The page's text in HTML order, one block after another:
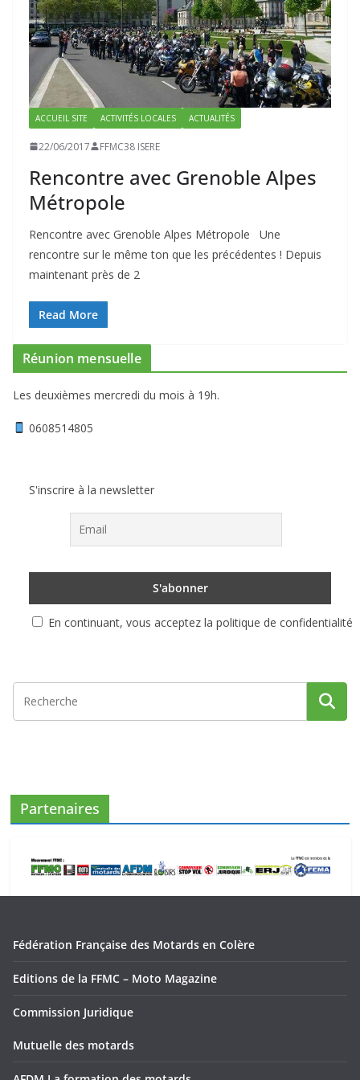
ACCUEIL SITE ACTIVITÉS LOCALES ACTUALITÉS
22/06/2017 FFMC38 ISERE
Rencontre avec Grenoble Alpes
Métropole
Rencontre avec Grenoble Alpes Métropole Une
rencontre sur le même ton que les précédentes ! Depuis
maintenant près de 2
Read More
Réunion mensuelle
Les deuxièmes mercredi du mois à 19h.
0608514805
S'inscrire à la newsletter
En continuant, vous acceptez la politique de confidentialité
Partenaires
Fédération Française des Motards en Colère
Editions de la FFMC – Moto Magazine
Commission Juridique
Mutuelle des motards